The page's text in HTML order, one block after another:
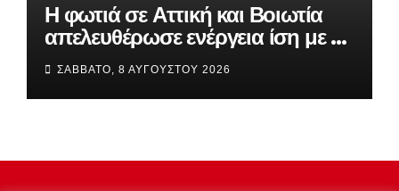
Η φωτιά σε Αττική και Βοιωτία
απελευθέρωσε ενέργεια ίση με έξι
βόμβες Χιροσίμα!
ΣΆΒΒΑΤΟ, 8 ΑΥΓΟΎΣΤΟΥ 2026